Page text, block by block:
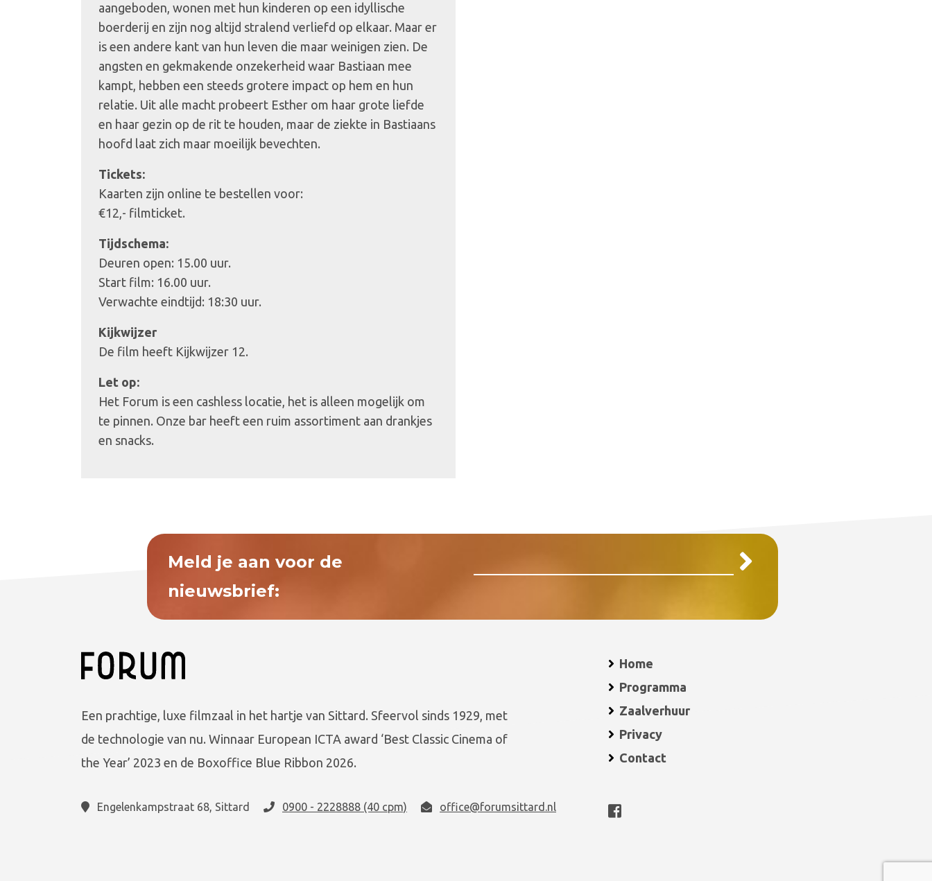
aangeboden, wonen met hun kinderen op een idyllische
boerderij en zijn nog altijd stralend verliefd op elkaar. Maar er
is een andere kant van hun leven die maar weinigen zien. De
angsten en gekmakende onzekerheid waar Bastiaan mee
kampt, hebben een steeds grotere impact op hem en hun
relatie. Uit alle macht probeert Esther om haar grote liefde
en haar gezin op de rit te houden, maar de ziekte in Bastiaans
hoofd laat zich maar moeilijk bevechten.
Tickets:
Kaarten zijn online te bestellen voor:
€12,- filmticket.
Tijdschema:
Deuren open: 15.00 uur.
Start film: 16.00 uur.
Verwachte eindtijd: 18:30 uur.
Kijkwijzer
De film heeft Kijkwijzer 12.
Let op:
Het Forum is een cashless locatie, het is alleen mogelijk om
te pinnen. Onze bar heeft een ruim assortiment aan drankjes
en snacks.
Meld je aan voor de
nieuwsbrief:
Een prachtige, luxe filmzaal in het hartje van Sittard. Sfeervol sinds 1929, met
de technologie van nu. Winnaar European ICTA award ‘Best Classic Cinema of
the Year’ 2023 en de Boxoffice Blue Ribbon 2026.
Home
Programma
Zaalverhuur
Privacy
Contact
Engelenkampstraat 68, Sittard 0900 - 2228888 (40 cpm) office@forumsittard.nl